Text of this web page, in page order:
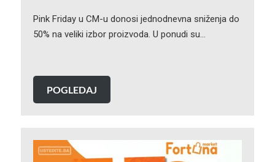
Pink Friday u CM-u donosi jednodnevna sniženja do
50% na veliki izbor proizvoda. U ponudi su…
POGLEDAJ